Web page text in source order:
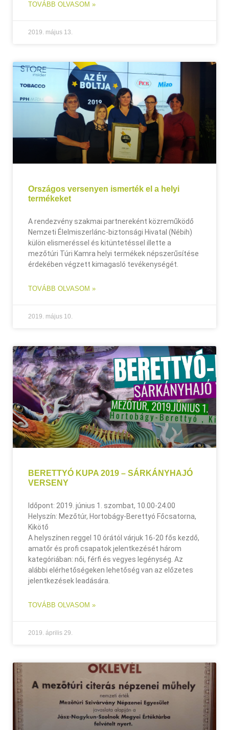
TOVÁBB OLVASOM »
2019. május 13.
Országos versenyen ismerték el a helyi
termékeket
A rendezvény szakmai partnereként közreműködő
Nemzeti Élelmiszerlánc-biztonsági Hivatal (Nébih)
külön elismeréssel és kitüntetéssel illette a
mezőtúri Túri Kamra helyi termékek népszerűsítése
érdekében végzett kimagasló tevékenységét.
TOVÁBB OLVASOM »
2019. május 10.
BERETTYÓ KUPA 2019 – SÁRKÁNYHAJÓ
VERSENY
Időpont: 2019. június 1. szombat, 10.00-24.00
Helyszín: Mezőtúr, Hortobágy-Berettyó Főcsatorna,
Kikötő
A helyszínen reggel 10 órától várjuk 16-20 fős kezdő,
amatőr és profi csapatok jelentkezését három
kategóriában: női, férfi és vegyes legénység. Az
alábbi elérhetőségeken lehetőség van az előzetes
jelentkezések leadására.
TOVÁBB OLVASOM »
2019. április 29.